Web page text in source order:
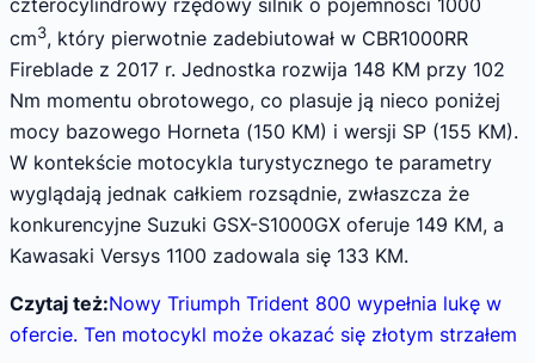
czterocylindrowy rzędowy silnik o pojemności 1000
cm3, który pierwotnie zadebiutował w CBR1000RR
Fireblade z 2017 r. Jednostka rozwija 148 KM przy 102
Nm momentu obrotowego, co plasuje ją nieco poniżej
mocy bazowego Horneta (150 KM) i wersji SP (155 KM).
W kontekście motocykla turystycznego te parametry
wyglądają jednak całkiem rozsądnie, zwłaszcza że
konkurencyjne Suzuki GSX-S1000GX oferuje 149 KM, a
Kawasaki Versys 1100 zadowala się 133 KM.
Czytaj też:Nowy Triumph Trident 800 wypełnia lukę w
ofercie. Ten motocykl może okazać się złotym strzałem